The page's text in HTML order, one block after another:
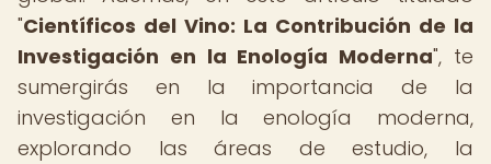
"Científicos del Vino: La Contribución de la
Investigación en la Enología Moderna", te
sumergirás en la importancia de la
investigación en la enología moderna,
explorando las áreas de estudio, la